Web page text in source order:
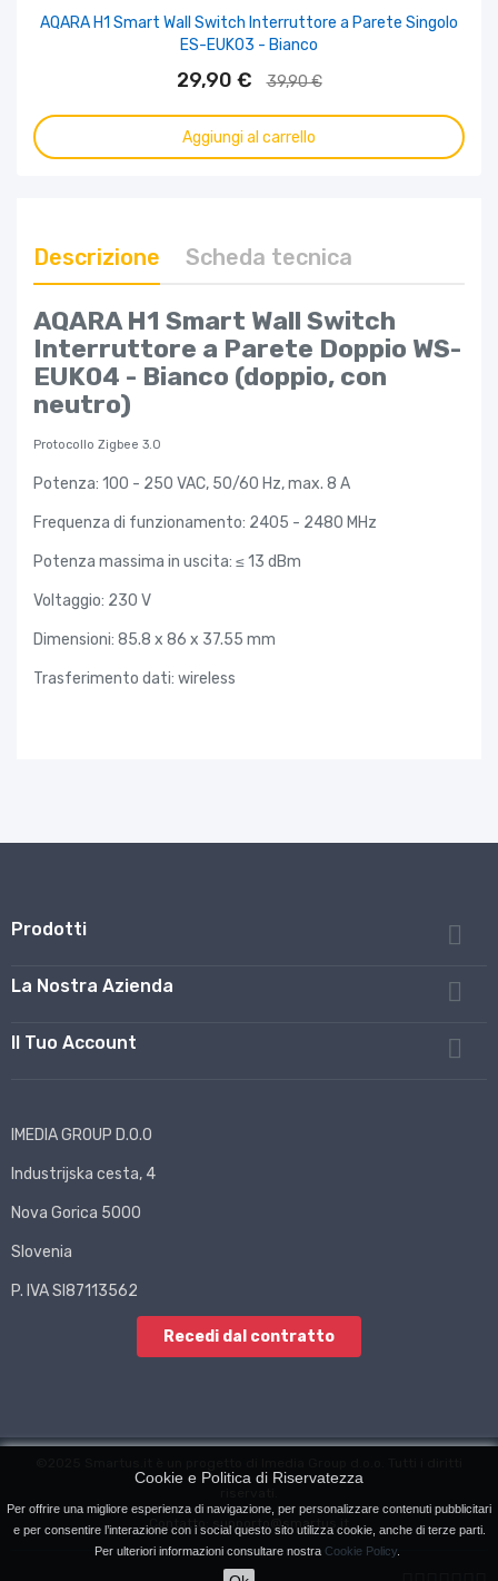
AQARA H1 Smart Wall Switch Interruttore a Parete Singolo
ES-EUK03 - Bianco
29,90 € 39,90 €
Aggiungi al carrello
Descrizione Scheda tecnica
AQARA H1 Smart Wall Switch
Interruttore a Parete Doppio WS-
EUK04 - Bianco (doppio, con
neutro)
Protocollo Zigbee 3.0
Potenza: 100 - 250 VAC, 50/60 Hz, max. 8 A
Frequenza di funzionamento: 2405 - 2480 MHz
Potenza massima in uscita: ≤ 13 dBm
Voltaggio: 230 V
Dimensioni: 85.8 x 86 x 37.55 mm
Trasferimento dati: wireless
Prodotti 
La Nostra Azienda 
Il Tuo Account 
IMEDIA GROUP D.O.O
Industrijska cesta, 4
Nova Gorica 5000
Slovenia
P. IVA SI87113562
Cookie e Politica di Riservatezza
Per offrire una migliore esperienza di navigazione, per personalizzare contenuti pubblicitari
e per consentire l’interazione con i social questo sito utilizza cookie, anche di terze parti.
Per ulteriori informazioni consultare nostra Cookie Policy
Recedi dal contratto
Contatto: supporto@smartus.it